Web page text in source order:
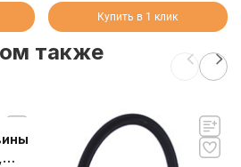
Купить в 1 клик
также